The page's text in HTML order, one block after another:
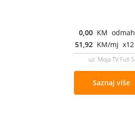
0,00 KM odmah
51,92 KM/mj x12
uz Moja TV Full S
Saznaj više